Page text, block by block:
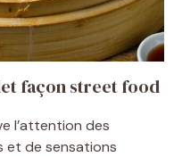
façon street food
l’attention des
et de sensations